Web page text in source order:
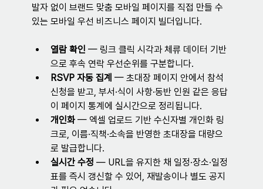
발자 없이 브랜드 맞춤 모바일 페이지를 직접 만들 수
있는 모바일 우선 비즈니스 페이지 빌더입니다.
열람 확인 — 링크 클릭 시각과 체류 데이터 기반
으로 후속 연락 우선순위를 구분합니다.
RSVP 자동 집계 — 초대장 페이지 안에서 참석
신청을 받고, 부서·식이 사항·동반 인원 같은 응답
이 페이지 통계에 실시간으로 정리됩니다.
개인화 — 엑셀 업로드 기반 수신자별 개인화 링
크로, 이름·직책·소속을 반영한 초대장을 대량으
로 발급합니다.
실시간 수정 — URL을 유지한 채 일정·장소·일정
표를 즉시 갱신할 수 있어, 재발송이나 별도 공지